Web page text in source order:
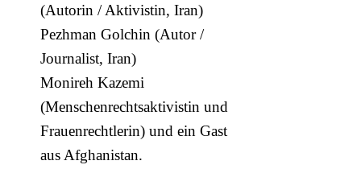
(Autorin / Aktivistin, Iran)
Pezhman Golchin (Autor /
Journalist, Iran)
Monireh Kazemi
(Menschenrechtsaktivistin und
Frauenrechtlerin) und ein Gast
aus Afghanistan.